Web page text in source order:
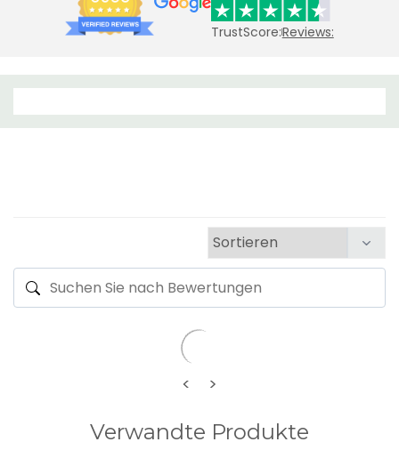
TrustScore:Reviews:
< >
Verwandte Produkte